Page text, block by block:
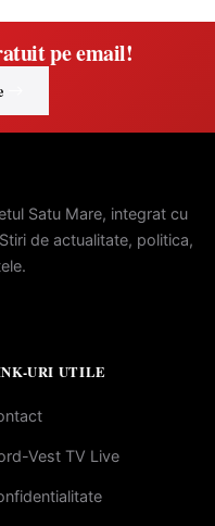
pe email!
Satu Mare, integrat cu
de actualitate, politica,
URI UTILE
Vest TV Live